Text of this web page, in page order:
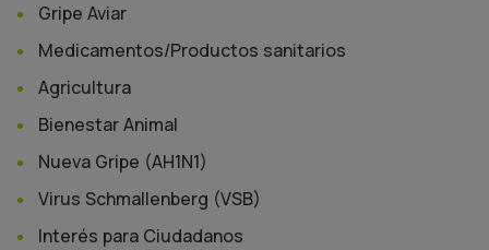
Gripe Aviar
Medicamentos/Productos sanitarios
Agricultura
Bienestar Animal
Nueva Gripe (AH1N1)
Virus Schmallenberg (VSB)
Interés para Ciudadanos